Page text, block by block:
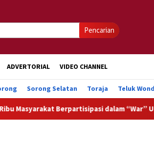
Pencarian
ADVERTORIAL VIDEO CHANNEL
Sorong Selatan Toraja Teluk
Berpartisipasi dalam “War” Undangan